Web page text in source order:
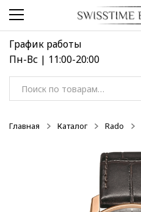
Перейти
навигации
Перейти
содержимому
График работы
Пн-Вс | 11:00-20:00
Искать:
Главная Каталог Rado